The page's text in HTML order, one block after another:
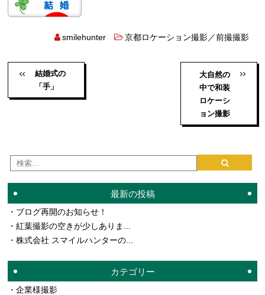
smilehunter 京都ロケーション撮影／前撮撮影
結婚式の
「手」
大自然の
中で和装
ロケーシ
ョン撮影
最新の投稿
ブログ再開のお知らせ！
紅葉撮影の空きが少しありま...
株式会社 スマイルハンターの...
カテゴリー
企業様撮影